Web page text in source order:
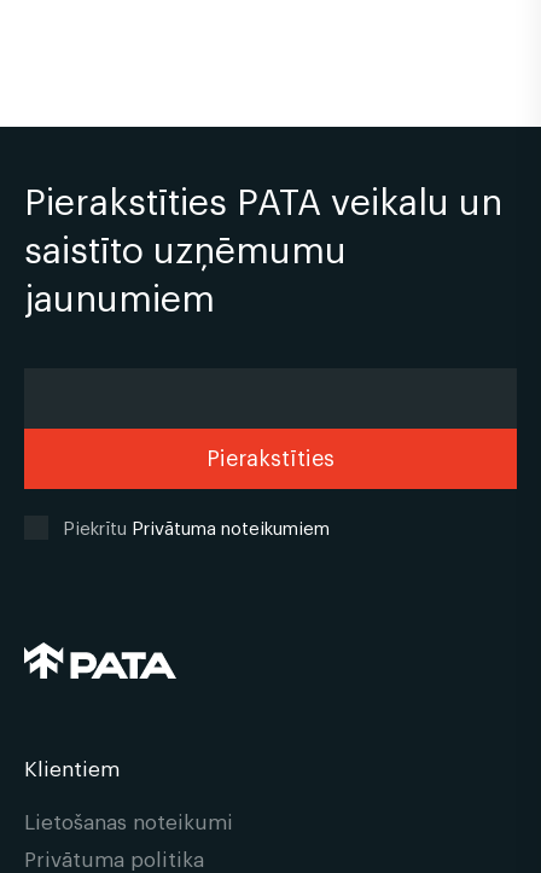
Pierakstīties PATA veikalu un
saistīto uzņēmumu
jaunumiem
Piekrītu Privātuma noteikumiem
Klientiem
Lietošanas noteikumi
Privātuma politika